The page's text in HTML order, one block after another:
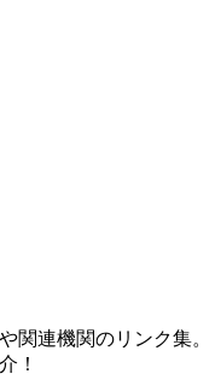
関連機関のリンク集。
！